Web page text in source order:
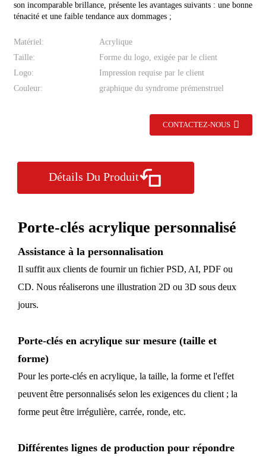
son incomparable brillance, présente les avantages suivants : une bonne
ténacité et une faible tendance aux dommages ;
Matériel:
Acrylique
Taille:
Forme du logo, exigée par le client
Logo:
Impression requise par le client
Couleur:
graphique du syndrome prémenstruel
CONTACTEZ-NOUS
Détails Du Produit
Porte-clés acrylique personnalisé
Assistance à la personnalisation
Il suffit aux clients de fournir un fichier PSD, AI, PDF ou
CD. Nous réaliserons une illustration 2D ou 3D sous deux
jours.
Porte-clés en acrylique sur mesure (taille et
forme)
Pour les porte-clés en acrylique, la taille, la forme et l'effet
peuvent être personnalisés selon les exigences du client ; la
forme peut être irrégulière, carrée, ronde, etc.
Différentes lignes de production pour répondre